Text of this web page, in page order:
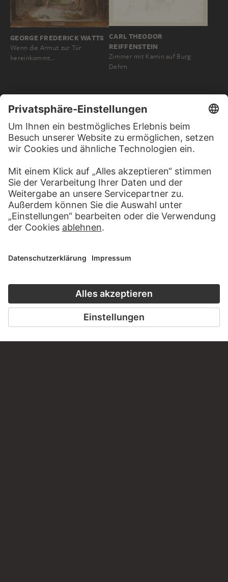
GEORGE FREDERICK WATTS
Wenn die Armut zur Tür
hereinkommt…
CARL THEODOR
REIFFENSTEIN
Zimmer mit Kamin auf Burg
Dehrn